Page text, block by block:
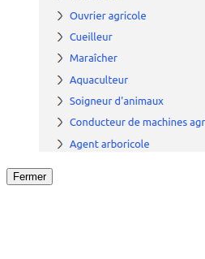
Fermer